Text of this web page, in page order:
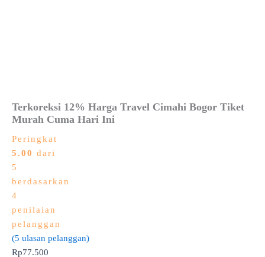
Terkoreksi 12% Harga Travel Cimahi Bogor Tiket
Murah Cuma Hari Ini
Peringkat
5.00 dari
5
berdasarkan
4
penilaian
pelanggan
(5 ulasan pelanggan)
Rp77.500